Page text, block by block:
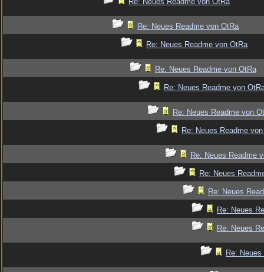
Re: Neues Readme von OtRa
Re: Neues Readme von OtRa
Re: Neues Readme von OtRa
Re: Neues Readme von
Re: Neues Readme von
Re: Neues Readme
Re: Neues Readme
Re: Neues
Re: Neues
Re: Neues
Re: Neues
Re: